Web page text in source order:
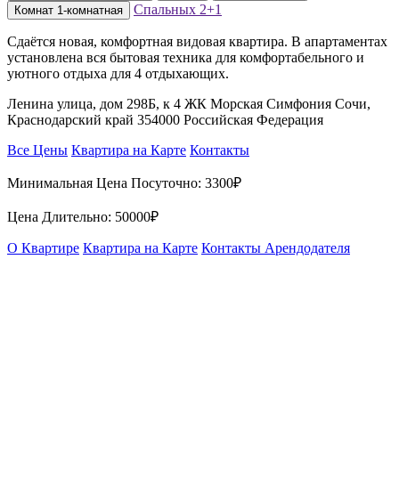
Комнат 1-комнатная Спальных 2+1
Сдаётся новая, комфортная видовая квартира. B апартаментах
установлена вся бытовая техника для комфортабельного и
уютного отдыха для 4 отдыхающих.
Ленина улица, дом 298Б, к 4 ЖК Морская Симфония Сочи,
Краснодарский край 354000 Российская Федерация
Все Цены Квартира на Карте Контакты
Минимальная Цена Посуточно: 3300₽
Цена Длительно: 50000₽
О Квартире Квартира на Карте Контакты Арендодателя